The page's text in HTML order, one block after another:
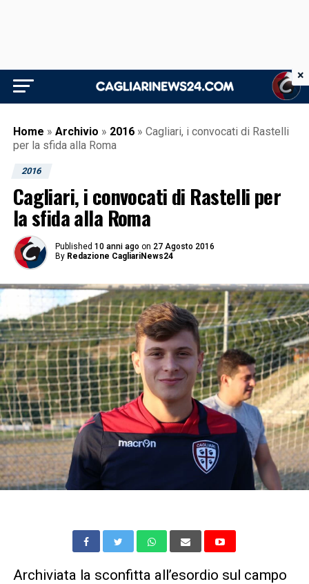
Home » Archivio » 2016 » Cagliari, i convocati di Rastelli
per la sfida alla Roma
2016
Cagliari, i convocati di Rastelli per
la sfida alla Roma
Published 10 anni ago on 27 Agosto 2016
By Redazione CagliariNews24
Archiviata la sconfitta all’esordio sul campo
×